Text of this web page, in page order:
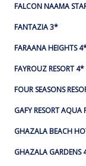
FALCON NAAMA
FANTAZIA 3*
FARAANA HEIGHTS
FAYROUZ RESORT 4*
FOUR SEASONS
GAFY RESORT AQUA
GHAZALA BEACH
GHAZALA GARDENS